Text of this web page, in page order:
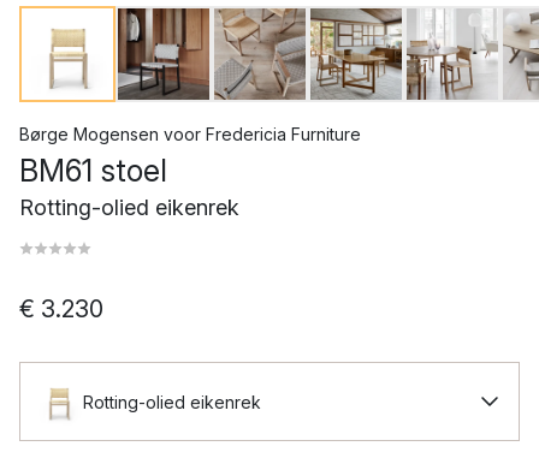
Børge Mogensen voor Fredericia Furniture
BM61 stoel
Rotting-olied eikenrek
€ 3.230
Rotting-olied eikenrek